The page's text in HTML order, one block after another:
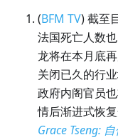
(BFM TV) 截至
法国死亡人数
龙将在本月底
关闭已久的行
政府内阁官员
情后渐进式恢
Grace Tseng: